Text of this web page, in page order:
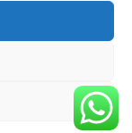
WordPress